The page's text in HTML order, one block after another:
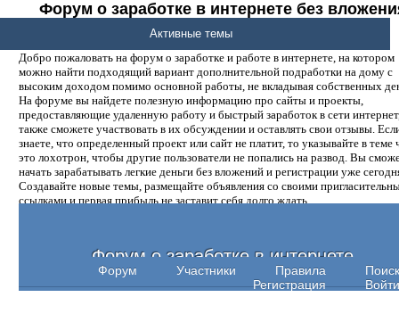
Форум о заработке в интернете без
денег.
Добро пожаловать на форум о заработке и работе в интернете, на котором
можно найти подходящий вариант дополнительной подработки на дому с
высоким доходом помимо основной работы, не вкладывая собственных
На форуме вы найдете полезную информацию про сайты и проекты,
предоставляющие удаленную работу и быстрый заработок в сети
также сможете участвовать в их обсуждении и оставлять свои отзывы.
знаете, что определенный проект или сайт не платит, то указывайте в теме
это лохотрон, чтобы другие пользователи не попались на развод. Вы
начать зарабатывать легкие деньги без вложений и регистрации уже
Создавайте новые темы, размещайте объявления со своими
ссылками и первая прибыль не заставит себя долго ждать.
Форум о заработке в интернете
Форум Участники Правила
Поиск
Регистрация
Войти
Активные темы